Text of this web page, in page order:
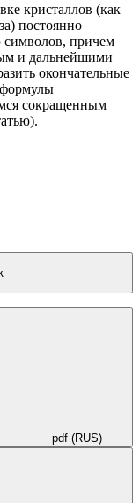
кристаллов (как
по­стоянно
символов, причем
и дальнейшими
окончательные
сокращенным
pdf (RUS)